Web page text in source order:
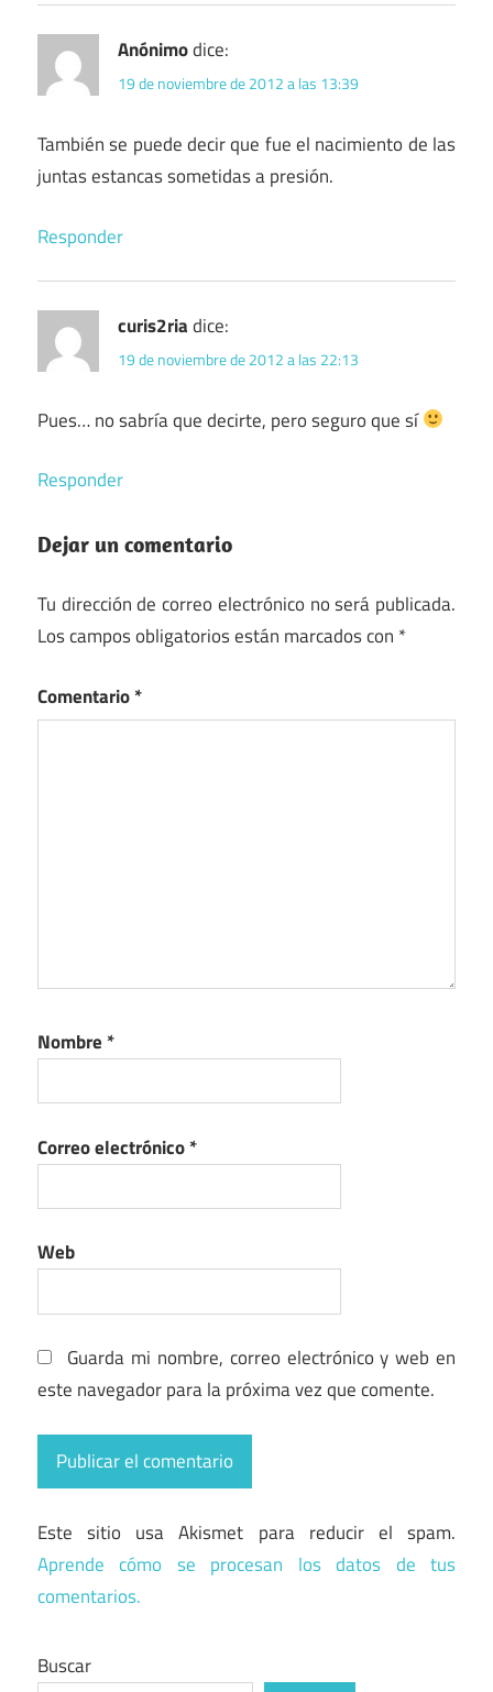
Anónimodice:
19 de noviembre de 2012 a las 13:39
También se puede decir que fue el nacimiento de las
juntas estancas sometidas a presión.
Responder
curis2riadice:
19 de noviembre de 2012 a las 22:13
Pues… no sabría que decirte, pero seguro que sí
Responder
Dejar un comentario
Tu dirección de correo electrónico no será publicada.
Los campos obligatorios están marcados con *
Comentario*
Nombre *
Correo electrónico*
Web
Guarda mi nombre, correo electrónico y web en
este navegador para la próxima vez que comente.
Este sitio usa Akismet para reducir el spam.
Aprende cómo se procesan los datos de tus
comentarios.
Buscar